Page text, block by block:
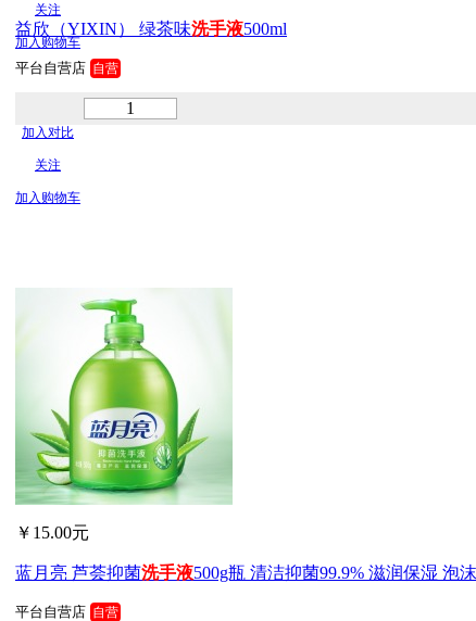
关注
加入购物车
益欣（YIXIN） 绿茶味洗手液500ml
平台自营店 自营
加入对比
关注
加入购物车
￥15.00元
蓝月亮 芦荟抑菌洗手液500g瓶 清洁抑菌99.9% 滋润保湿 泡
平台自营店 自营